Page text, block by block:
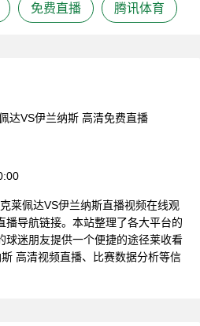
免费直播 腾讯体育
达VS伊兰纳斯 高清免费直播
莱佩达VS伊兰纳斯直播视频在线观
播导航链接。本站整理了各大平台的
球迷朋友提供一个便捷的途径莱收看
高清视频直播、比赛数据分析等信